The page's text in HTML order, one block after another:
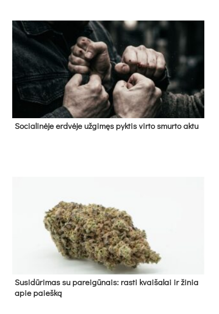
So­cia­li­nė­je erd­vė­je už­gi­męs pyk­tis vir­to smur­to ak­tu
Su­si­dū­ri­mas su pa­rei­gū­nais: ras­ti kvai­ša­lai ir ži­nia
apie paieš­ką